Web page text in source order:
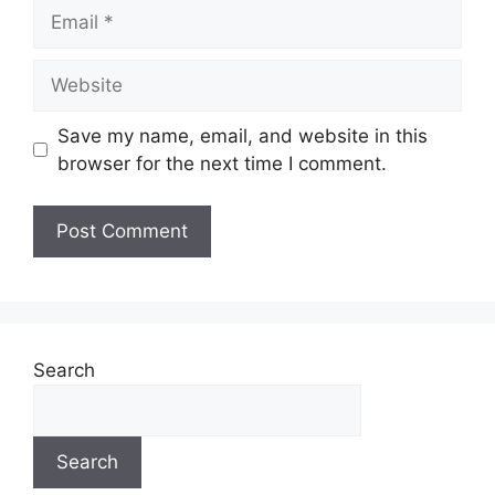
Save my name, email, and website in this
browser for the next time I comment.
Search
Search